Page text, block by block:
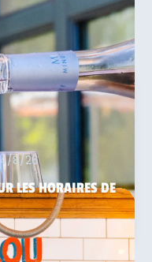
4/8/26
LES HORAIRES DE